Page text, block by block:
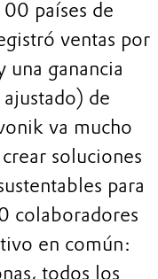
países de
ventas por
ganancia
de
va mucho
soluciones
para
colaboradores
en común:
todos los